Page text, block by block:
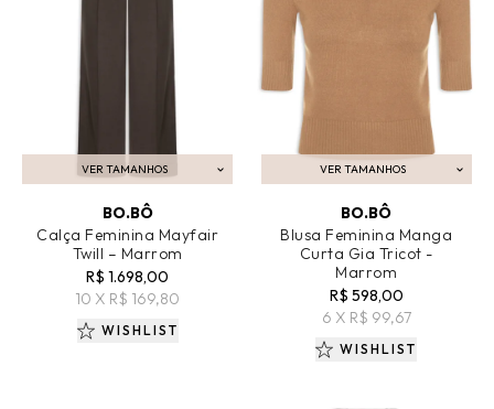
VER TAMANHOS
ADICIONAR AO CARRINHO
BO.BÔ
Calça Feminina Mayfair
Twill – Marrom
R$ 1.698,00
10 X R$ 169,80
WISHLIST
VER TAMANHOS
ADICIONAR AO CARRINHO
BO.BÔ
Blusa Feminina Manga
Curta Gia Tricot -
Marrom
R$ 598,00
6 X R$ 99,67
WISHLIST